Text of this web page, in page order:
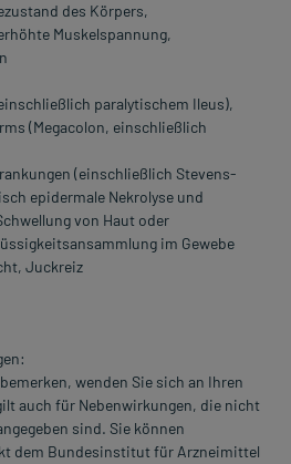
des Körpers,
Muskelspannung,
paralytischem Ileus),
(Megacolon, einschließlich
(einschließlich Stevens-
epidermale Nekrolyse und
von Haut oder
im Gewebe
Juckreiz
wenden Sie sich an Ihren
auch für Nebenwirkungen, die nicht
sind. Sie können
dem Bundesinstitut für Arzneimittel